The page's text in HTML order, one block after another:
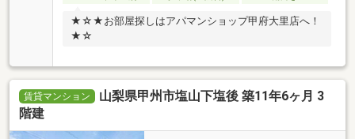
★☆★お部屋探しはアパマンショップ甲府大里店へ！
★☆
賃貸マンション
山梨県甲州市塩山下塩後 築11年6ヶ月 3
階建